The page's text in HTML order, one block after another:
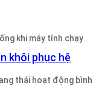
khi máy tính chạy
khôi phục hệ
thái hoạt động bình